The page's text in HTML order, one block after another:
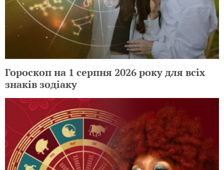
Гороскоп на 1 серпня 2026 року для всіх
знаків зодіаку